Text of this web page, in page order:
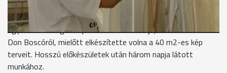
A művész Kőszegen él, tíz éve már volt hasonló megbízása
egy olaszországi templomban. Azt mondja, sokat olvasott
Don Boscóról, mielőtt elkészítette volna a 40 m2-es kép
terveit. Hosszú előkészületek után három napja látott
munkához.